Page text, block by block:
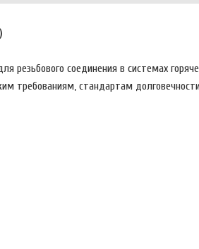
резьбового соединения в системах
требованиям, стандартам